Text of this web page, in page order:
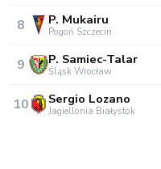
8 P. Mukairu
Pogoń Szczecin
9 P. Samiec-Talar
Śląsk Wrocław
10 Sergio Lozano
Jagiellonia Białystok